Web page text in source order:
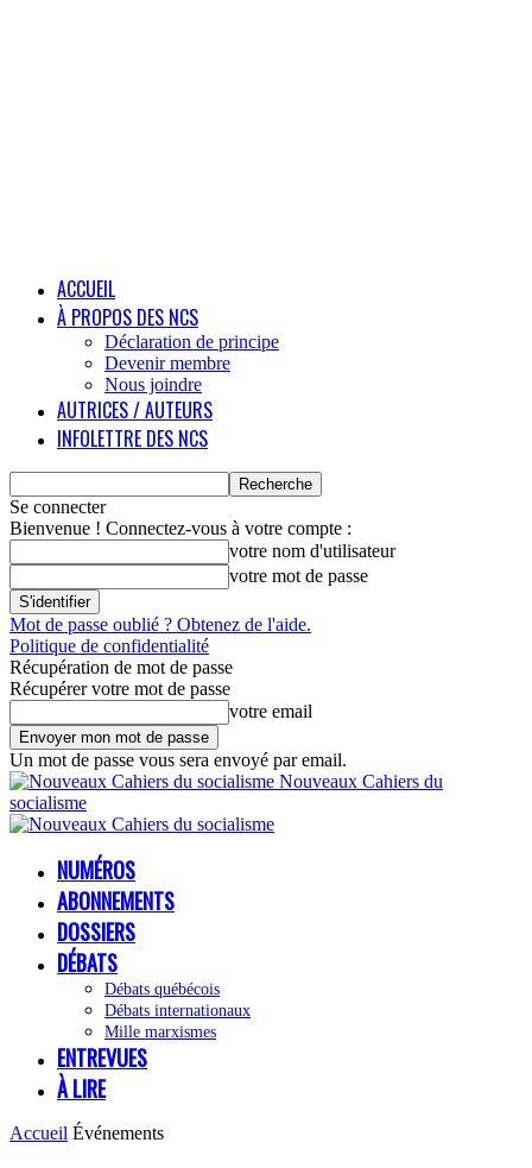
ACCUEIL
À PROPOS DES NCS
Déclaration de principe
Devenir membre
Nous joindre
AUTRICES / AUTEURS
INFOLETTRE DES NCS
Se connecter
Bienvenue ! Connectez-vous à votre compte :
votre nom d'utilisateur
votre mot de passe
Mot de passe oublié ? Obtenez de l'aide.
Politique de confidentialité
Récupération de mot de passe
Récupérer votre mot de passe
votre email
Un mot de passe vous sera envoyé par email.
Nouveaux Cahiers du
socialisme
NUMÉROS
ABONNEMENTS
DOSSIERS
DÉBATS
Débats québécois
Débats internationaux
Mille marxismes
ENTREVUES
À LIRE
Accueil Événements